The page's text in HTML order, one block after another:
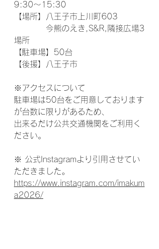
9:30〜15:30
【場所】八王子市上川町603
今熊のえき,S&R,隣接広場3
場所
【駐車場】50台
【後援】八王子市
※アクセスについて
駐車場は50台をご用意しております
が台数に限りがあるため、
出来るだけ公共交通機関をご利用く
ださい。
※ 公式Instagramより引用させてい
ただきました。
https://www.instagram.com/imakum
a2026/